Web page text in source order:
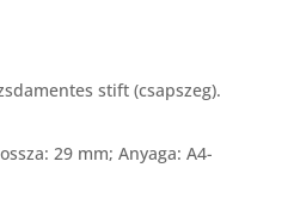
stift (csapszeg).
29 mm; Anyaga: A4-